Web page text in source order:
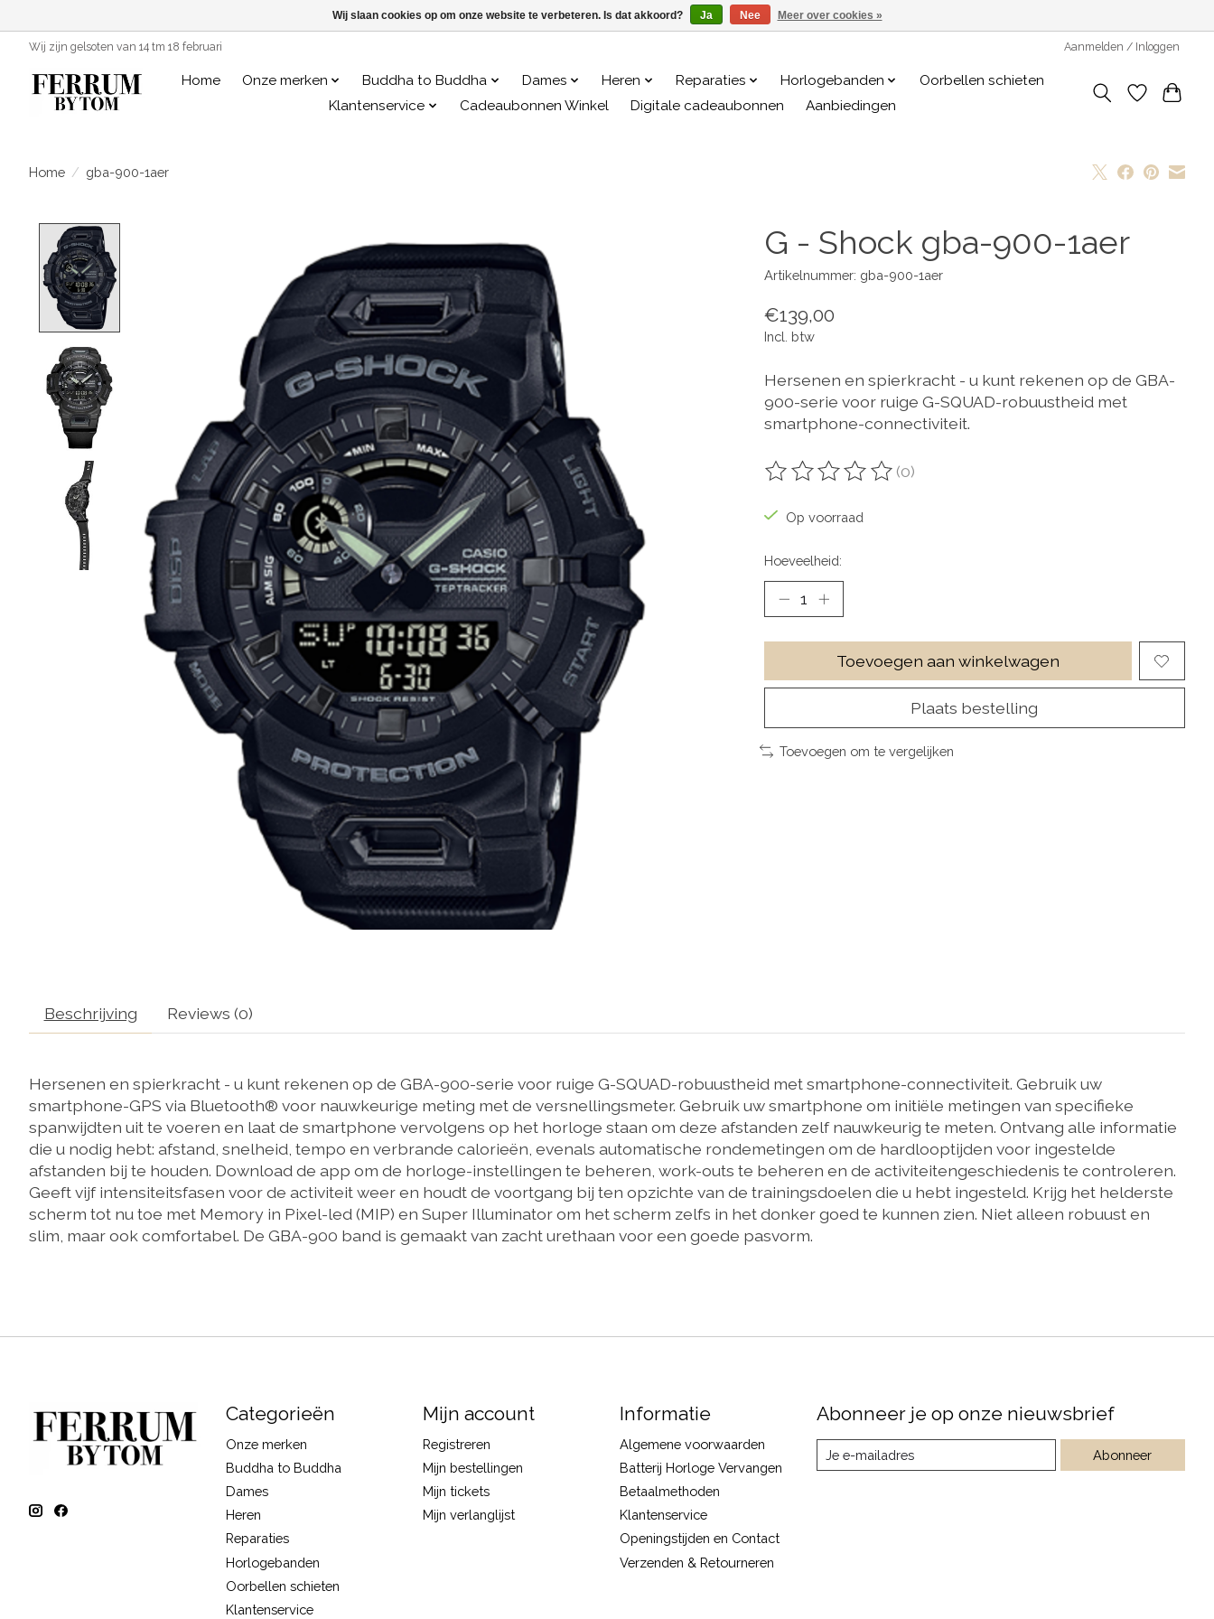
Wij zijn gelsoten van 14 tm 18 februari Aanmelden / Inloggen
Home Onze merken Buddha to Buddha Dames Heren Reparaties Horlogebanden
Oorbellen schieten
Klantenservice
Cadeaubonnen Winkel Digitale cadeaubonnen Aanbiedingen
Home / gba-900-1aer
G - Shock gba-900-1aer
Artikelnummer: gba-900-1aer
€139,00
Incl. btw
Hersenen en spierkracht - u kunt rekenen op de GBA-
900-serie voor ruige G-SQUAD-robuustheid met
smartphone-connectiviteit.
De beoordeling van dit product is
(0)
Op voorraad
Hoeveelheid:
Toevoegen aan winkelwagen
Plaats bestelling
Toevoegen om te vergelijken
Beschrijving Reviews (0)
Hersenen en spierkracht - u kunt rekenen op de GBA-900-serie voor ruige G-SQUAD-robuustheid met smartphone-connectiviteit. Gebruik uw
smartphone-GPS via Bluetooth® voor nauwkeurige meting met de versnellingsmeter. Gebruik uw smartphone om initiële metingen van specifieke
spanwijdten uit te voeren en laat de smartphone vervolgens op het horloge staan om deze afstanden zelf nauwkeurig te meten. Ontvang alle informatie
die u nodig hebt: afstand, snelheid, tempo en verbrande calorieën, evenals automatische rondemetingen om de hardlooptijden voor ingestelde
afstanden bij te houden. Download de app om de horloge-instellingen te beheren, work-outs te beheren en de activiteitengeschiedenis te controleren.
Geeft vijf intensiteitsfasen voor de activiteit weer en houdt de voortgang bij ten opzichte van de trainingsdoelen die u hebt ingesteld. Krijg het helderste
scherm tot nu toe met Memory in Pixel-led (MIP) en Super Illuminator om het scherm zelfs in het donker goed te kunnen zien. Niet alleen robuust en
slim, maar ook comfortabel. De GBA-900 band is gemaakt van zacht urethaan voor een goede pasvorm.
Categorieën
Onze merken
Buddha to Buddha
Dames
Heren
Reparaties
Horlogebanden
Oorbellen schieten
Klantenservice
Mijn account
Registreren
Mijn bestellingen
Mijn tickets
Mijn verlanglijst
Informatie
Algemene voorwaarden
Batterij Horloge Vervangen
Betaalmethoden
Klantenservice
Openingstijden en Contact
Verzenden & Retourneren
Abonneer je op onze nieuwsbrief
Abonneer
Wij slaan cookies op om onze website te verbeteren. Is dat akkoord? Ja Nee Meer over cookies »